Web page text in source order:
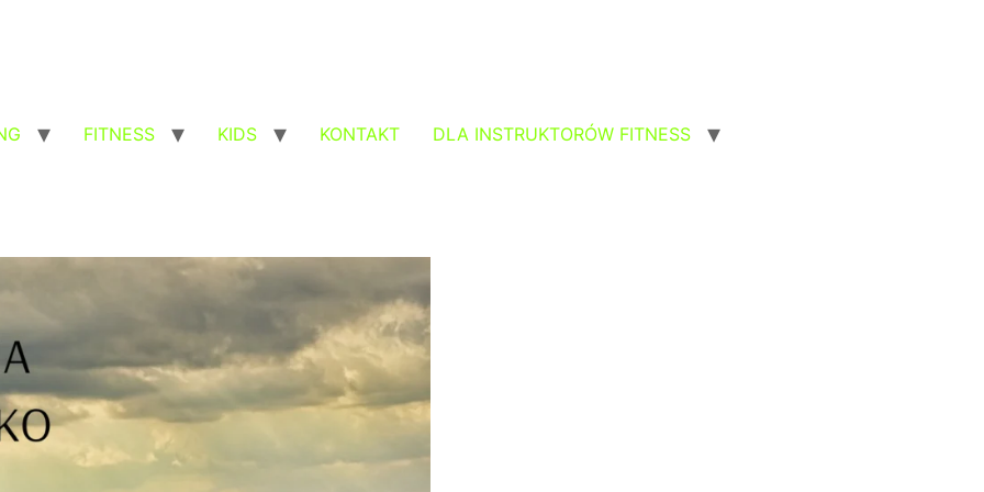
FITNESS KIDS KONTAKT DLA INSTRUKTORÓW FITNESS